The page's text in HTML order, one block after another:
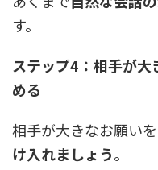
す。
ステップ4：相手が
める
相手が大きなお願い
け入れましょう。